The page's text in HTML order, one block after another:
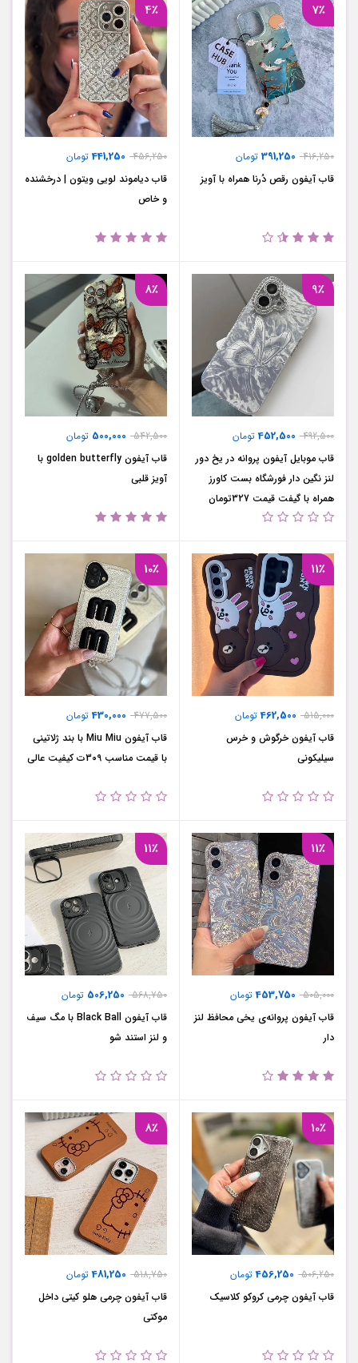
7٪
416,250
391,250 تومان
قاب آیفون رقص دُرنا همراه با آویز
4٪
456,250
441,250تومان
قاب دیاموند لویی ویتون | درخشنده
و خاص
9٪
492,500
452,500تومان
قاب موبایل آیفون پروانه در یخ دور
لنز نگین دار فورشگاه بست کاورز
همراه با گیفت قیمت 327تومان
8٪
542,500
500,000 تومان
قاب آیفون golden butterfly با
آویز قلبی
11٪
515,000
462,500تومان
قاب آیفون خرگوش و خرس
سیلیکونی
10٪
477,500
430,000تومان
قاب آیفون Miu Miu با بند ژلاتینی
با قیمت مناسب 309ت کیفیت عالی
11٪
505,000
453,750تومان
قاب آیفون پروانه‌ی یخی محافظ لنز
دار
11٪
568,750
506,250 تومان
قاب آیفون Black Ball با مگ سیف
و لنز استند شو
10٪
506,250
456,250تومان
قاب آیفون چرمی کروکو کلاسیک
8٪
518,750
481,250تومان
قاب آیفون چرمی هلو کیتی داخل
موکتی